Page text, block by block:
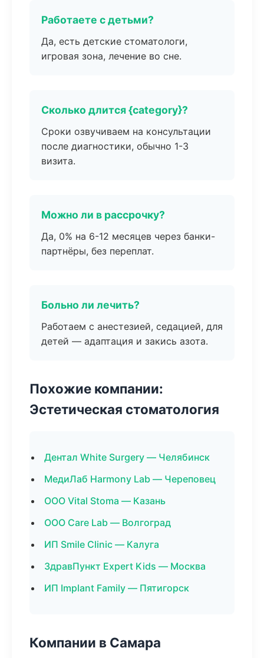
Работаете с детьми?
Да, есть детские стоматологи,
игровая зона, лечение во сне.
Сколько длится {category}?
Сроки озвучиваем на консультации
после диагностики, обычно 1-3
визита.
Можно ли в рассрочку?
Да, 0% на 6-12 месяцев через банки-
партнёры, без переплат.
Больно ли лечить?
Работаем с анестезией, седацией, для
детей — адаптация и закись азота.
Похожие компании:
Эстетическая стоматология
Дентал White Surgery — Челябинск
МедиЛаб Harmony Lab — Череповец
ООО Vital Stoma — Казань
ООО Care Lab — Волгоград
ИП Smile Clinic — Калуга
ЗдравПункт Expert Kids — Москва
ИП Implant Family — Пятигорск
Компании в Самара